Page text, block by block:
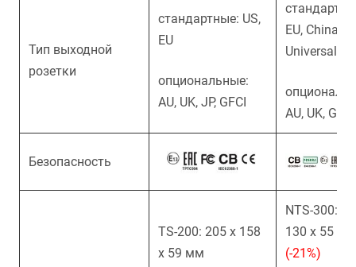
Тип выходной
розетки
стандартные: US,
EU
опциональные:
AU, UK, JP, GFCI
EU, China
Universal
AU, UK, GFCI
Безопасность
TS-200: 205 x 158
x 59 мм
NTS-300:
130 x 55
(-21%)